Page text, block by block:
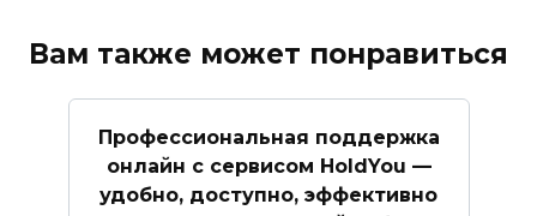
Вам также может понравиться
Профессиональная поддержка
онлайн с сервисом HoldYou —
удобно, доступно, эффективно